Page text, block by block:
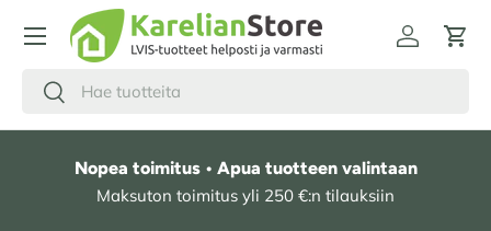
HYPPÄÄ SISÄLTÖÖN
Hae
Etsi
Kirjaudu
Nopea toimitus • Apua tuotteen valintaan
Maksuton toimitus yli 250 €:n tilauksiin